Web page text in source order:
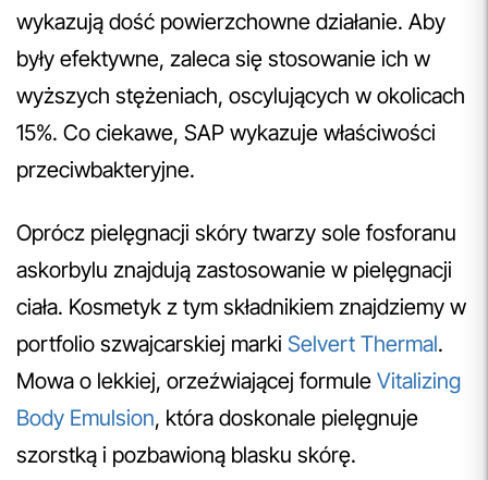
wykazują dość powierzchowne działanie. Aby
były efektywne, zaleca się stosowanie ich w
wyższych stężeniach, oscylujących w okolicach
15%. Co ciekawe, SAP wykazuje właściwości
przeciwbakteryjne.
Oprócz pielęgnacji skóry twarzy sole fosforanu
askorbylu znajdują zastosowanie w pielęgnacji
ciała. Kosmetyk z tym składnikiem znajdziemy w
portfolio szwajcarskiej marki Selvert Thermal.
Mowa o lekkiej, orzeźwiającej formule Vitalizing
Body Emulsion, która doskonale pielęgnuje
szorstką i pozbawioną blasku skórę.